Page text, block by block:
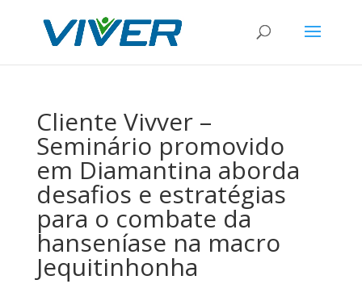
Cliente Vivver –
Seminário promovido
em Diamantina aborda
desafios e estratégias
para o combate da
hanseníase na macro
Jequitinhonha